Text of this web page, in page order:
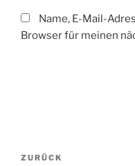
Name, E-Mail-
Browser für meinen
Beitragsnavigation
Vorheriger
ZURÜCK